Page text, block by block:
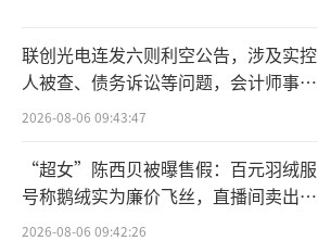
联创光电连发六则利空公告，涉及实控
人被查、债务诉讼等问题，会计师事务
所曾出具“保留意见”
2026-08-06 09:43:47
“超女”陈西贝被曝售假：百元羽绒服
号称鹅绒实为廉价飞丝，直播间卖出超
百万元
2026-08-06 09:42:26